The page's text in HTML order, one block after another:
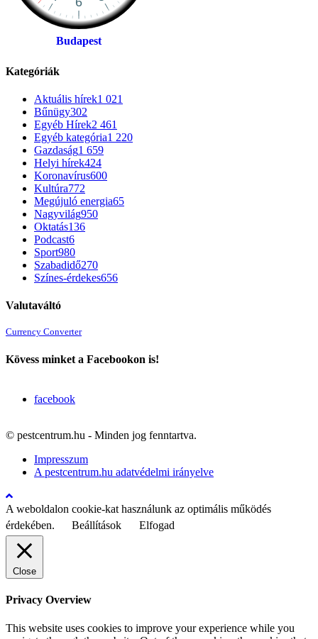
Budapest
Kategóriák
Aktuális hírek1 021
Bűnügy302
Egyéb Hírek2 461
Egyéb kategória1 220
Gazdaság1 659
Helyi hírek424
Koronavírus600
Kultúra772
Megújuló energia65
Nagyvilág950
Oktatás136
Podcast6
Sport980
Szabadidő270
Színes-érdekes656
Valutaváltó
Currency Converter
Kövess minket a Facebookon is!
facebook
© pestcentrum.hu - Minden jog fenntartva.
Impresszum
A pestcentrum.hu adatvédelmi irányelve
A weboldalon cookie-kat használunk az optimális működés
érdekében.
Beállítások Elfogad
Close
Privacy Overview
This website uses cookies to improve your experience while you